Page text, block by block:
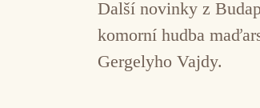
Další novinky z
komorní hudba
Gergelyho Vajdy.